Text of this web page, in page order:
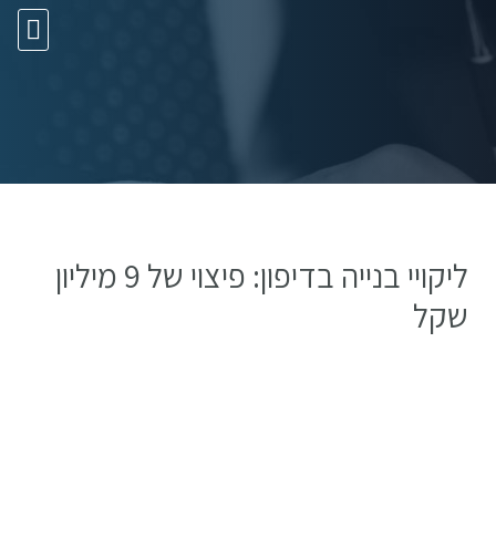
ליקויי בנייה בדיפון: פיצוי של 9 מיליון
שקל